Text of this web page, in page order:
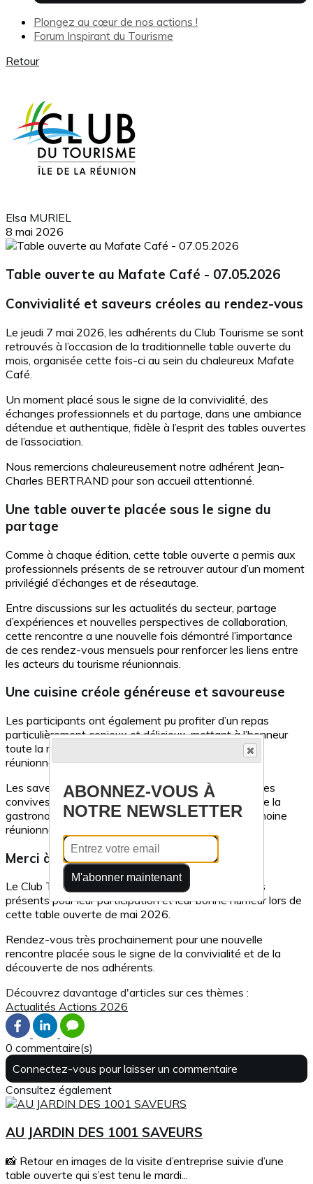
Plongez au cœur de nos actions !
Forum Inspirant du Tourisme
Retour
Elsa MURIEL
8 mai 2026
Table ouverte au Mafate Café - 07.05.2026
Convivialité et saveurs créoles au rendez-vous
Le jeudi 7 mai 2026, les adhérents du Club Tourisme se sont
retrouvés à l’occasion de la traditionnelle table ouverte du
mois, organisée cette fois-ci au sein du chaleureux Mafate
Café.
Un moment placé sous le signe de la convivialité, des
échanges professionnels et du partage, dans une ambiance
détendue et authentique, fidèle à l’esprit des tables ouvertes
de l’association.
Nous remercions chaleureusement notre adhérent Jean-
Charles BERTRAND pour son accueil attentionné.
Une table ouverte placée sous le signe du
partage
Comme à chaque édition, cette table ouverte a permis aux
professionnels présents de se retrouver autour d’un moment
privilégié d’échanges et de réseautage.
Entre discussions sur les actualités du secteur, partage
d’expériences et nouvelles perspectives de collaboration,
cette rencontre a une nouvelle fois démontré l’importance
de ces rendez-vous mensuels pour renforcer les liens entre
les acteurs du tourisme réunionnais.
Une cuisine créole généreuse et savoureuse
Les participants ont également pu profiter d’un repas
particulièrement copieux et délicieux, mettant à l’honneur
toute la richesse et l’authenticité de la cuisine créole
réunionnaise.
Les saveurs proposées par le Mafate Café ont ravi les
convives et sublimé ce moment de partage autour de la
gastronomie locale, véritable ambassadeur du patrimoine
réunionnais.
Merci à tous les participants
Le Club Tourisme remercie l’ensemble des adhérents
présents pour leur participation et leur bonne humeur lors de
cette table ouverte de mai 2026.
Rendez-vous très prochainement pour une nouvelle
rencontre placée sous le signe de la convivialité et de la
découverte de nos adhérents.
Découvrez davantage d'articles sur ces thèmes :
Actualités Actions 2026
0 commentaire(s)
Connectez-vous pour laisser un commentaire
Consultez également
AU JARDIN DES 1001 SAVEURS
📸 Retour en images de la visite d’entreprise suivie d’une
table ouverte qui s’est tenu le mardi...
ABONNEZ-VOUS À
NOTRE NEWSLETTER
M'abonner maintenant